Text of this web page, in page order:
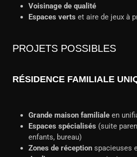
Voisinage de qualité
Espaces verts et aire de jeux à
PROJETS POSSIBLES
RÉSIDENCE FAMILIALE
Grande maison familiale en
Espaces spécialisés (suite
enfants, bureau)
Zones de réception spacieuses